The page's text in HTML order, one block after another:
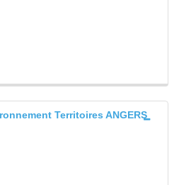
Territoires ANGERS